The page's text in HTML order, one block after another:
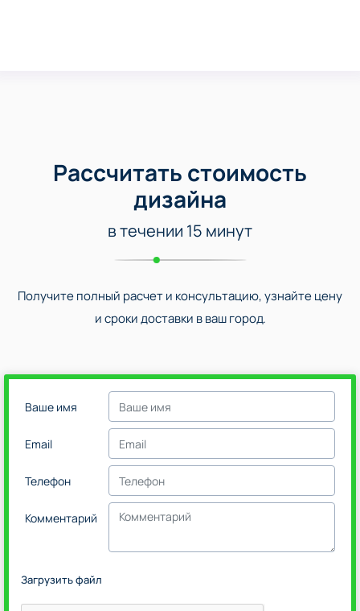
Рассчитать стоимость
дизайна
в течении 15 минут
Получите полный расчет и консультацию, узнайте цену
и сроки доставки в ваш город.
Ваше имя
Email
Телефон
Комментарий
Загрузить файл